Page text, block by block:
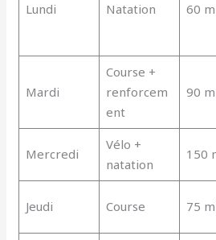
Lundi Natation 60
Mardi
Course +
renforcem
ent
90
Mercredi
Vélo +
natation
150
Jeudi Course 75